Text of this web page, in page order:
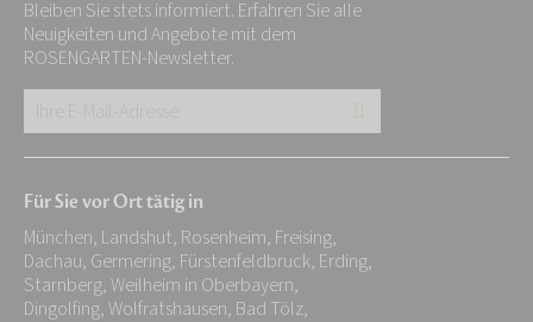
Bleiben Sie stets informiert. Erfahren Sie alle
Neuigkeiten und Angebote mit dem
ROSENGARTEN-Newsletter.
Adresse:
*
Für Sie vor Ort tätig in
München, Landshut, Rosenheim, Freising,
Dachau, Germering, Fürstenfeldbruck, Erding,
Starnberg, Weilheim in Oberbayern,
Dingolfing, Wolfratshausen, Bad Tölz,